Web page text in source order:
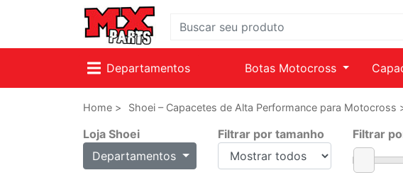
Departamentos Botas Motocross
Home > Shoei – Capacetes de Alta Performance para Motocross
Loja Shoei
Departamentos
Filtrar por tamanho Filtrar